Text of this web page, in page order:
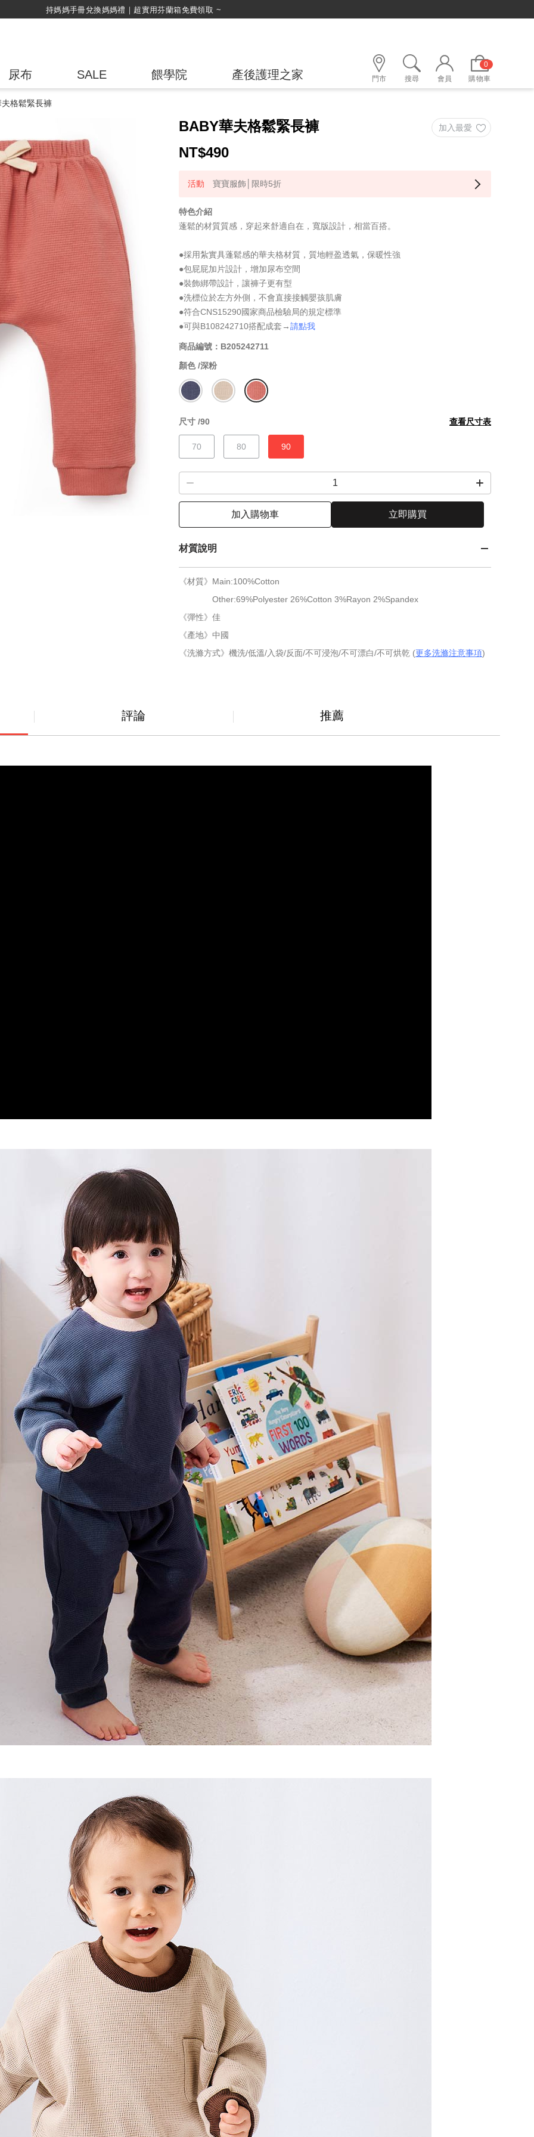
綁定LINE好友，500購物金立即折！
尿布 SALE 餵學院 產後護理之家 門市 搜尋 會員
0
購物車
夫格鬆緊長褲
BABY華夫格鬆緊長褲
NT$490
寶寶服飾│限時5折
特色介紹
蓬鬆的材質質感，穿起來舒適自在，寬版設計，相當百搭。
●採用紮實具蓬鬆感的華夫格材質，質地輕盈透氣，保暖性強
●包屁屁加片設計，增加尿布空間
●裝飾綁帶設計，讓褲子更有型
●洗標位於左方外側，不會直接接觸嬰孩肌膚
●符合CNS15290國家商品檢驗局的規定標準
●可與B108242710搭配成套→請點我
商品編號：B205242711
顏色 /深粉
尺寸 /90 查看尺寸表
70 80 90
加入購物車 立即購買
材質說明
《材質》Main:100%Cotton
Other:69%Polyester 26%Cotton 3%Rayon 2%Spandex
《彈性》佳
《產地》中國
《洗滌方式》機洗/低溫/入袋/反面/不可浸泡/不可漂白/不可烘乾 (更多洗滌注意事項)
評論 推薦